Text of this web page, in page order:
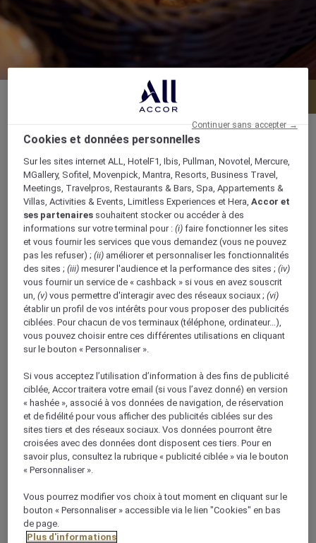
King Hussein Street, Aqaba, P.O. Box 678,
77110, aqaba, Jordanie
+962 3 203 40 20
À propos de ce restaurant
Bienvenue dans notre boutique dédiée aux
pâtisseries fraîches et aux confiseries. Surprenez
famille et amis en achetant à emporter et régalez
l'assemblée avec un gâteau préparé à la perfection,
choisi parmi notre vaste sélection de délices sucrés.
Après 21h00, le magasin propose un happy hour qui
vous permettra de satisfaire vos envies en
bénéficiant d'une réduction de -30 %. Le Bakery Shop
Café & Terrasse invite les clients de l'hôtel comme les
passants à venir s'asseoir et à se détendre sur la
terrasse de la boulangerie. Les passants peuvent
Cookies et données personnelles
Sur les sites internet ALL, HotelF1, Ibis, Pullman, Novotel, Mercure,
MGallery, Sofitel, Movenpick, Mantra, Resorts, Business Travel,
Meetings, Travelpros, Restaurants & Bars, Spa, Appartements &
Villas, Activities & Events, Limitless Experiences et Hera,Accor et
ses partenaires souhaitent stocker ou accéder à des
informations sur votre terminal pour :(i) faire fonctionner les sites
et vous fournir les services que vous demandez (vous ne pouvez
pas les refuser) ;(ii) améliorer et personnaliser les fonctionnalités
des sites ;(iii) mesurer l'audience et la performance des sites ;(iv)
vous fournir un service de « cashback » si vous en avez souscrit
un,(v) vous permettre d'interagir avec des réseaux sociaux ;(vi)
établir un profil de vos intérêts pour vous proposer des publicités
ciblées. Pour chacun de vos terminaux (téléphone, ordinateur…),
vous pouvez choisir entre ces différentes utilisations en cliquant
sur le bouton « Personnaliser ».
Si vous acceptez l’utilisation d’information à des fins de publicité
ciblée, Accor traitera votre email (si vous l’avez donné) en version
« hashée », associé à vos données de navigation, de réservation
et de fidélité pour vous afficher des publicités ciblées sur des
sites tiers et des réseaux sociaux. Vos données pourront être
croisées avec des données dont disposent ces tiers. Pour en
savoir plus, consultez la rubrique « publicité ciblée » via le bouton
« Personnaliser ».
Vous pourrez modifier vos choix à tout moment en cliquant sur le
bouton « Personnaliser » accessible via le lien "Cookies" en bas
de page.
Plus d'informations
Continuer sans accepter →